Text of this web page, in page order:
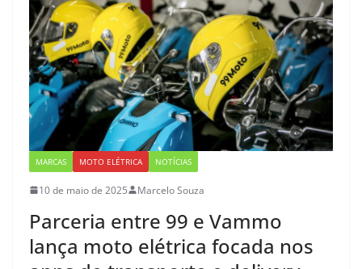
MARCAS MOTO ELÉTRICA NOTÍCIAS
10 de maio de 2025 Marcelo Souza
Parceria entre 99 e Vammo
lança moto elétrica focada nos